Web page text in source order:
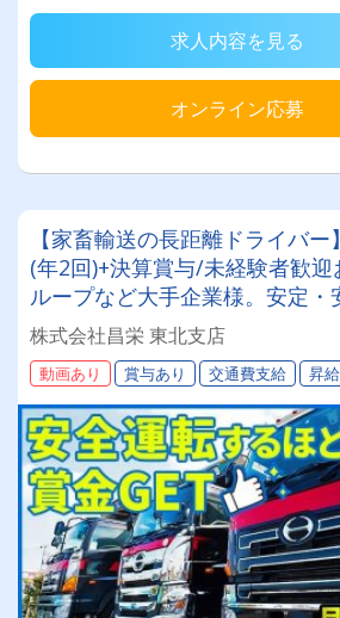
求人内容を見る
オンライン応募
【家畜輸送の長距離ドライバ
(年2回)+決算賞与/未経験者歓
ループなど大手企業様。安定
当社独自の待遇☆燃費ランキン
月最大4万円～4000円支給♪
株式会社昌栄 東北支店
動画あり 賞与あり 交通費支給 昇